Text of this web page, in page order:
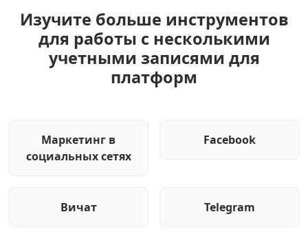
Изучите больше инструментов
для работы с несколькими
учетными записями для
платформ
Маркетинг в
социальных сетях
Facebook
Вичат Telegram